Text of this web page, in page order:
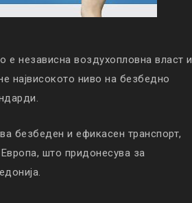
е независна воздухопловна власт и
највисокото ниво на безбедно
безбеден и ефикасен транспорт,
што придонесува за